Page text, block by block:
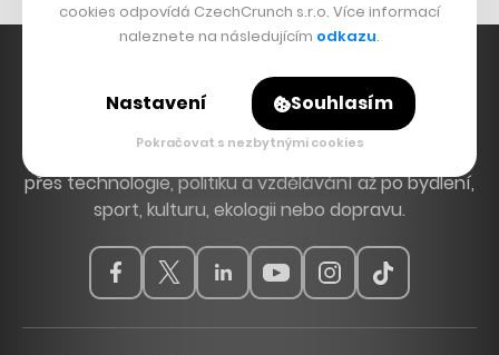
Hlavní zdroj inspirace. Věnujeme se tématům, která
hýbou Českem a světem, od byznysu a startupů
přes technologie, politiku a vzdělávání až po bydlení,
sport, kulturu, ekologii nebo dopravu.
cookies odpovídá CzechCrunch s.r.o. Více informací
naleznete na následujícím odkazu.
Nastavení Souhlasím
Pokračovat s nezbytnými cookies